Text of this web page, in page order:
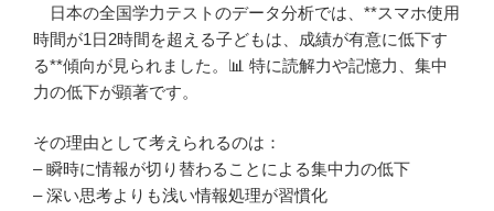
日本の全国学力テストのデータ分析では、**スマホ使用
時間が1日2時間を超える子どもは、成績が有意に低下す
る**傾向が見られました。📊 特に読解力や記憶力、集中
力の低下が顕著です。
その理由として考えられるのは：
– 瞬時に情報が切り替わることによる集中力の低下
– 深い思考よりも浅い情報処理が習慣化